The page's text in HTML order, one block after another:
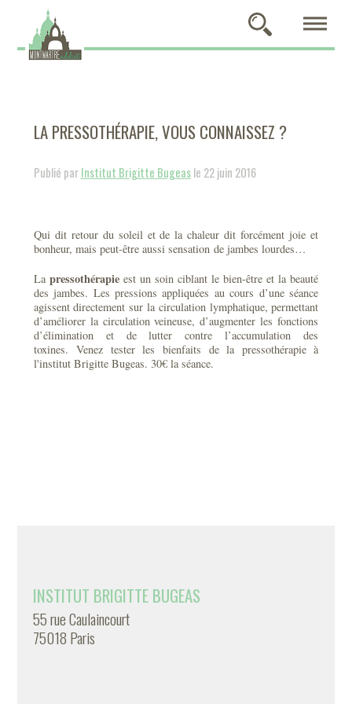
LA PRESSOTHÉRAPIE, VOUS CONNAISSEZ ?
Publié parInstitut Brigitte Bugeasle 22 juin 2016
Qui dit retour du soleil et de la chaleur dit forcément joie et
bonheur, mais peut-être aussi sensation de jambes lourdes…
La pressothérapieest un soin ciblant le bien-être et la beauté
des jambes. Les pressions appliquées au cours d’une séance
agissent directement sur la circulation lymphatique, permettant
d’améliorer la circulation veineuse, d’augmenter les fonctions
d’élimination et de lutter contre l’accumulation des
toxines. Venez tester les bienfaits de la pressothérapie à
l'institut Brigitte Bugeas. 30€ la séance.
INSTITUT BRIGITTE BUGEAS
55 rue Caulaincourt
75018 Paris